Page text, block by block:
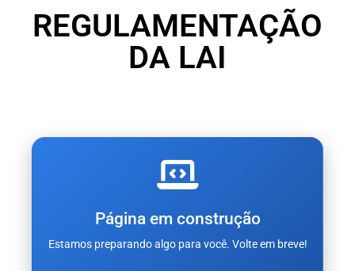
REGULAMENTAÇÃO
DA LAI
Página em construção
Estamos preparando algo para você. Volte em breve!